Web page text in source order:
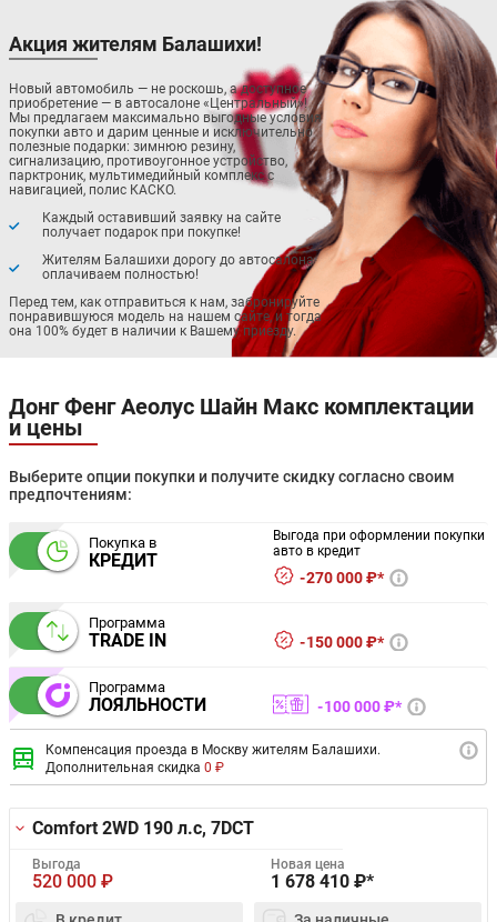
Акция жителям Балашихи!
Новый автомобиль — не роскошь, а доступное
приобретение — в автосалоне «Центральный»!
Мы предлагаем максимально выгодные условия
покупки авто и дарим ценные и исключительно
полезные подарки: зимнюю резину,
сигнализацию, противоугонное устройство,
парктроник, мультимедийный комплекс с
навигацией, полис КАСКО.
Каждый оставивший заявку на сайте
получает подарок при покупке!
Жителям Балашихи дорогу до автосалона
оплачиваем полностью!
Перед тем, как отправиться к нам, забронируйте
понравившуюся модель на нашем сайте, и тогда
она 100% будет в наличии к Вашему приезду.
Донг Фенг Аеолус Шайн Макс комплектации
и цены
Выберите опции покупки и получите скидку согласно своим
предпочтениям:
Покупка в
КРЕДИТ
Выгода при оформлении покупки
авто в кредит
270 000 ₽*
Программа
TRADE IN 150 000 ₽*
Программа
ЛОЯЛЬНОСТИ 100 000 ₽*
Компенсация проезда в Москву жителям Балашихи.
Дополнительная скидка 0 ₽
Comfort 2WD 190 л.с, 7DCT
Выгода
520 000 ₽
Новая цена
1 678 410 ₽*